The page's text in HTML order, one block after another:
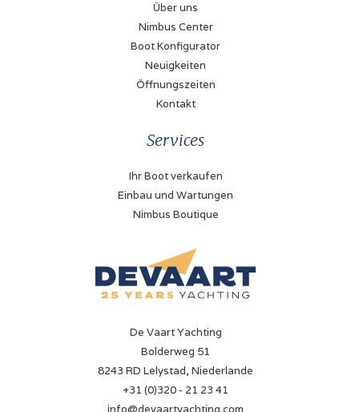
Über uns
Nimbus Center
Boot Konfigurator
Neuigkeiten
Öffnungszeiten
Kontakt
Services
Ihr Boot verkaufen
Einbau und Wartungen
Nimbus Boutique
De Vaart Yachting
Bolderweg 51
8243 RD Lelystad, Niederlande
+31 (0)320 - 21 23 41
info@devaartyachting.com